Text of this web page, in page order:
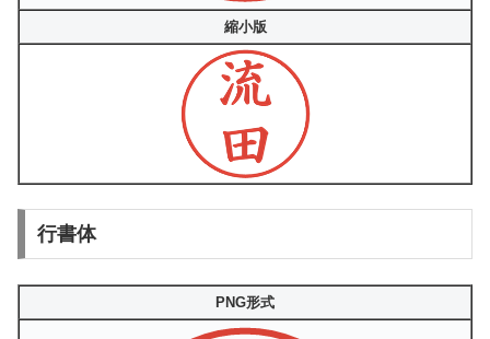
縮小版
行書体
PNG形式